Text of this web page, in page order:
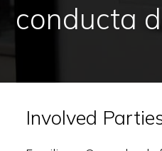
conducta
Involved